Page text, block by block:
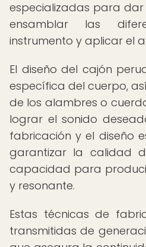
especializadas para
ensamblar las
instrumento y aplicar el
El diseño del cajón
específica del cuerpo,
de los alambres o
lograr el sonido
fabricación y el diseño
garantizar la calidad
capacidad para
y resonante.
Estas técnicas de
transmitidas de